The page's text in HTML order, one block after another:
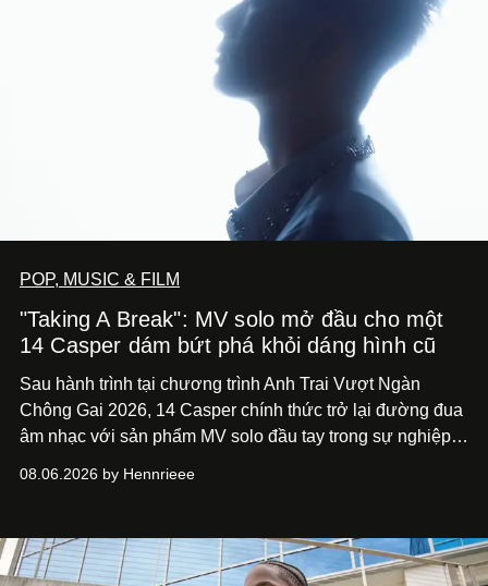
POP, MUSIC & FILM
"Taking A Break": MV solo mở đầu cho một
14 Casper dám bứt phá khỏi dáng hình cũ
Sau hành trình tại chương trình Anh Trai Vượt Ngàn
Chông Gai 2026, 14 Casper chính thức trở lại đường đua
âm nhạc với sản phẩm MV solo đầu tay trong sự nghiệp -
bước chuyển mình của 14 Casper sau chương trình, mà
của nam nghệ sĩ khi lần đầu tiên anh trình làng một MV
solo được đầu tư toàn diện từ sáng tác, sản xuất, trình
08.06.2026 by Hennrieee